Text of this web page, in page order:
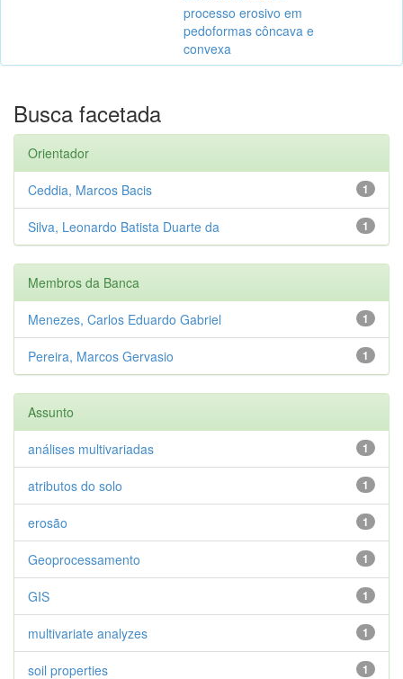
processo erosivo em
pedoformas côncava e
convexa
Busca facetada
Orientador
1
Ceddia, Marcos Bacis
1
Silva, Leonardo Batista Duarte da
Membros da Banca
1
Menezes, Carlos Eduardo Gabriel
1
Pereira, Marcos Gervasio
Assunto
1
análises multivariadas
1
atributos do solo
1
erosão
1
Geoprocessamento
1
GIS
1
multivariate analyzes
1
soil properties